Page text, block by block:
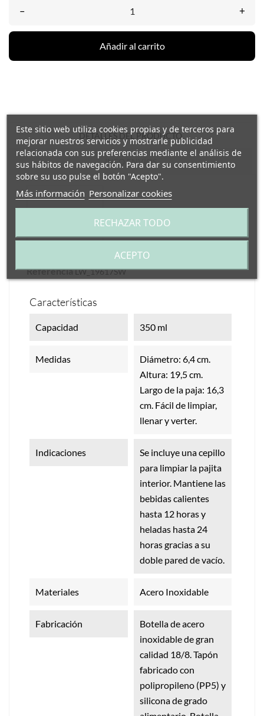
– +
Añadir al carrito
DETALLES DEL PRODUCTO
INFO ENVÍOS
ReferenciaLW_19617SW
Características
Capacidad 350 ml
Medidas
Diámetro: 6,4 cm.
Altura: 19,5 cm.
Largo de la paja: 16,3
cm. Fácil de limpiar,
llenar y verter.
Indicaciones
Se incluye una cepillo
para limpiar la pajita
interior. Mantiene las
bebidas calientes
hasta 12 horas y
heladas hasta 24
horas gracias a su
doble pared de vacío.
Materiales Acero Inoxidable
Fabricación
Botella de acero
inoxidable de gran
calidad 18/8. Tapón
fabricado con
polipropileno (PP5) y
silicona de grado
Este sitio web utiliza cookies propias y de terceros para
mejorar nuestros servicios y mostrarle publicidad
relacionada con sus preferencias mediante el análisis de
sus hábitos de navegación. Para dar su consentimiento
sobre su uso pulse el botón "Acepto".
Más información Personalizar cookies
RECHAZAR TODO
ACEPTO